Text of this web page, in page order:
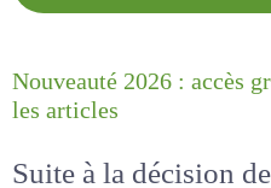
Nouveauté 2026 :